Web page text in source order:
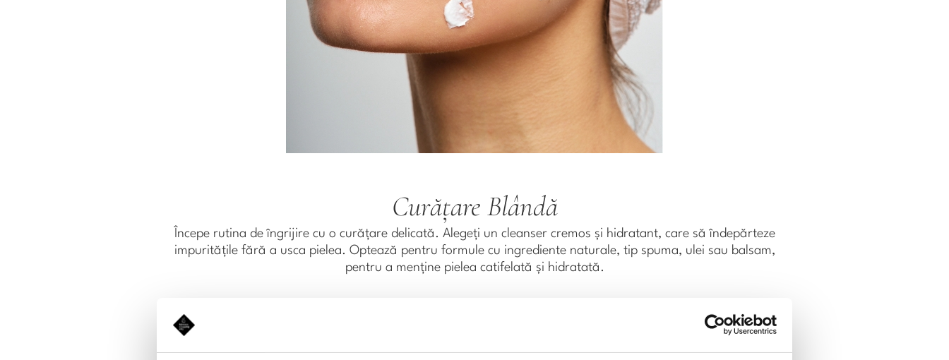
Curățare Blândă
Începe rutina de îngrijire cu o curățare delicată. Alegeți un cleanser cremos și hidratant, care să îndepărteze
impuritățile fără a usca pielea. Optează pentru formule cu ingrediente naturale, tip spuma, ulei sau balsam,
pentru a menține pielea catifelată și hidratată.